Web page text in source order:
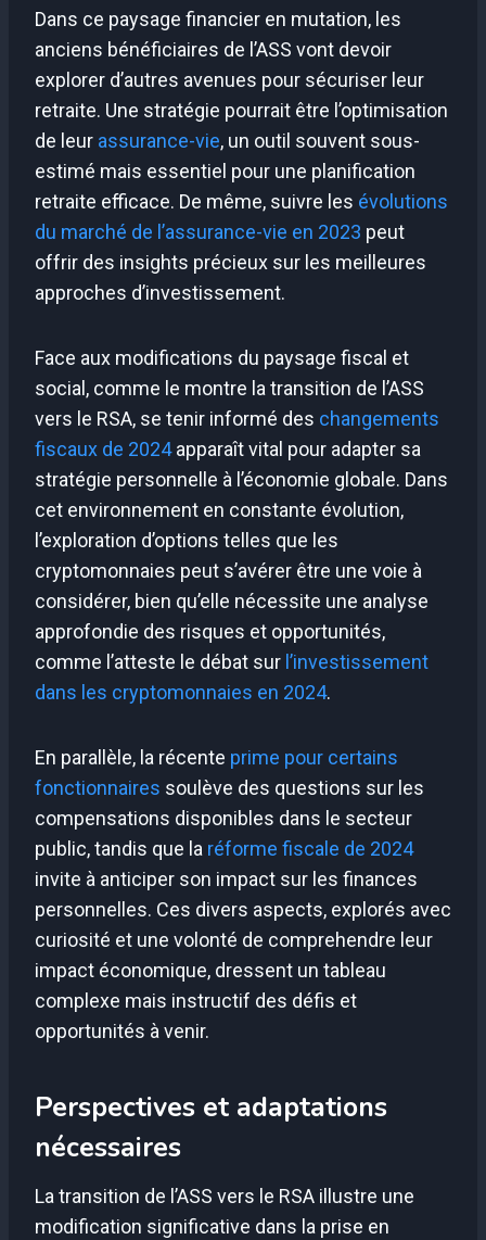
Dans ce paysage financier en mutation, les
anciens bénéficiaires de l’ASS vont devoir
explorer d’autres avenues pour sécuriser leur
retraite. Une stratégie pourrait être l’optimisation
de leur assurance-vie, un outil souvent sous-
estimé mais essentiel pour une planification
retraite efficace. De même, suivre les évolutions
du marché de l’assurance-vie en 2023 peut
offrir des insights précieux sur les meilleures
approches d’investissement.
Face aux modifications du paysage fiscal et
social, comme le montre la transition de l’ASS
vers le RSA, se tenir informé des changements
fiscaux de 2024apparaît vital pour adapter sa
stratégie personnelle à l’économie globale. Dans
cet environnement en constante évolution,
l’exploration d’options telles que les
cryptomonnaies peut s’avérer être une voie à
considérer, bien qu’elle nécessite une analyse
approfondie des risques et opportunités,
comme l’atteste le débat sur l’investissement
dans les cryptomonnaies en 2024.
En parallèle, la récente prime pour certains
fonctionnaires soulève des questions sur les
compensations disponibles dans le secteur
public, tandis que la réforme fiscale de 2024
invite à anticiper son impact sur les finances
personnelles. Ces divers aspects, explorés avec
curiosité et une volonté de comprehendre leur
impact économique, dressent un tableau
complexe mais instructif des défis et
opportunités à venir.
Perspectives et adaptations
nécessaires
La transition de l’ASS vers le RSA illustre une
modification significative dans la prise en